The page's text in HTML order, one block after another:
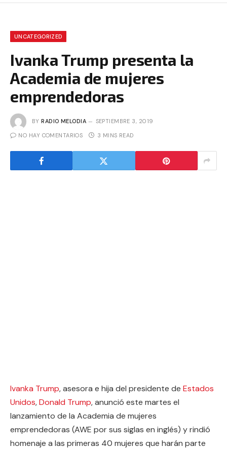
UNCATEGORIZED
Ivanka Trump presenta la
Academia de mujeres
emprendedoras
BY RADIO MELODIA SEPTIEMBRE 3, 2019
NO HAY COMENTARIOS 3 MINS READ
Ivanka Trump, asesora e hija del presidente de Estados
Unidos,Donald Trump, anunció este martes el
lanzamiento de la Academia de mujeres
emprendedoras (AWE por sus siglas en inglés) y rindió
homenaje a las primeras 40 mujeres que harán parte